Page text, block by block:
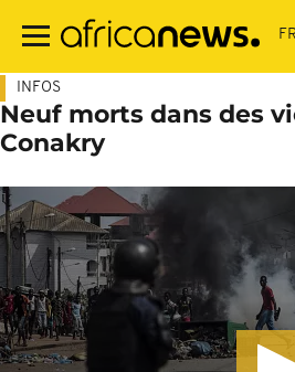
contenu
INFOS
Neuf morts dans des
Conakry